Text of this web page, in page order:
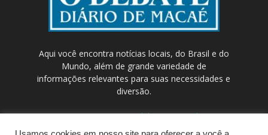
Aqui você encontra notícias locais, do Brasil e do
Mundo, além de grande variedade de
informações relevantes para suas necessidades e
diversão.
Contato:contato@odebateon.com.br /
comercia@odebateon.com.br